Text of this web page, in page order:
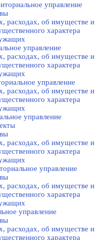
управление
расходах, об имуществе и
характера
управление
расходах, об имуществе и
характера
управление
расходах, об имуществе и
характера
управление
расходах, об имуществе и
характера
управление
расходах, об имуществе и
характера
управление
расходах, об имуществе и
характера